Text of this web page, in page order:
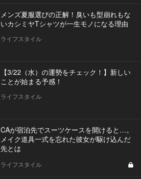
メンズ夏服選びの正解！臭いも型崩れもな
いカシミヤTシャツが一生モノになる理由
ライフスタイル
【3/22（水）の運勢をチェック！】新しい
ことが始まる予感！
ライフスタイル
CAが宿泊先でスーツケースを開けると…。
メイク道具一式を忘れた彼女が駆け込んだ
先とは
ライフスタイル